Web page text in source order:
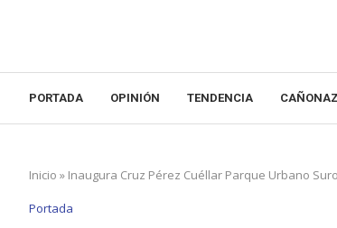
PORTADA OPINIÓN TENDENCIA
Inicio » Inaugura Cruz Pérez Cuéllar Parque Urbano
Portada